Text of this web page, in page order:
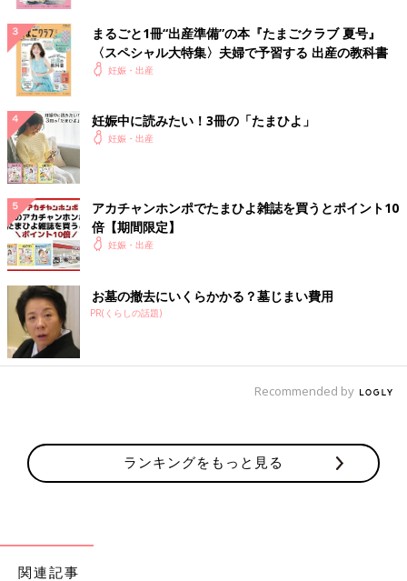
「おやつは、エネルギー消費されやすい10～15時に食べるのが
いいですね。おやつはあくまでもサブ的なもの。まずは、食事を
しっかりとることが大事なので、３食に影響が出ない15時くらい
に食べるのがベストです」とのこと。
また、食べる量にも注意が必要です。
「お菓子は、
１日200kcal
ら、”片手に乗る程度”、ケーキなどの洋菓子なら“手のひら（指部
分を除く）に納まる程度”が目安です」と、星さん。
自分の手を使って上手にカロリーコントロールしながら、ルール
栄養不足？お菓子に頼って体重増加した
妊娠中の失敗談…
私が長女を妊娠したのは31歳のときでした。妊
娠初期からなかなか体重が増えず、悩んだ末に
お菓子による体重増加をはかった、決して真似
管理栄養士がすすめる「おやつを食べすぎない」ル
夫」を教えていただきました。簡単にできることなので、ぜひ実
践してみて。
「ビタミンがとれるフルーツはおやつにGOOD！ さらに切った
フルーツを冷凍するとかたくなり、食べるのに時間がかかって、
まるごと1冊“出産準備”の本『たまごクラブ 夏号』
〈スペシャル大特集〉夫婦で予習する 出産の教科書
妊娠・出産
妊娠中に読みたい！3冊の「たまひよ」
妊娠・出産
アカチャンホンポでたまひよ雑誌を買うとポイント10
倍【期間限定】
妊娠・出産
お墓の撤去にいくらかかる？墓じまい費用
PR(くらしの話題)
Recommended by
ランキングをもっと見る
関連記事